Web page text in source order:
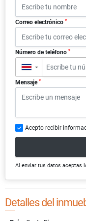
Correo electrónico *
Número de teléfono *
▼
Mensaje *
Acepto recibir
Al enviar tus datos aceptas
Detalles del